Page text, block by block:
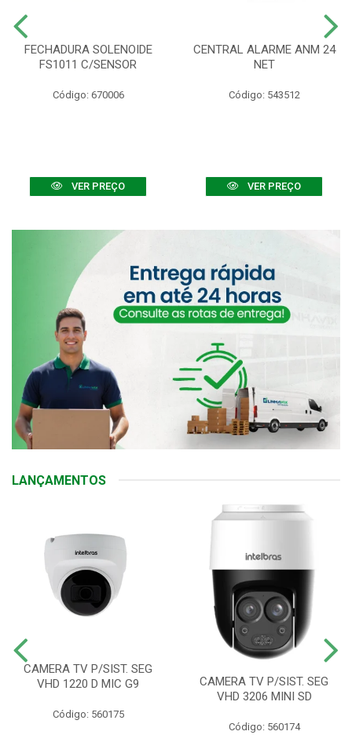
FECHADURA SOLENOIDE
FS1011 C/SENSOR
Código: 670006
VER PREÇO
CENTRAL ALARME ANM 24
NET
Código: 543512
VER PREÇO
LANÇAMENTOS
CAMERA TV P/SIST. SEG
VHD 1220 D MIC G9
Código: 560175
CAMERA TV P/SIST. SEG
VHD 3206 MINI SD
Código: 560174